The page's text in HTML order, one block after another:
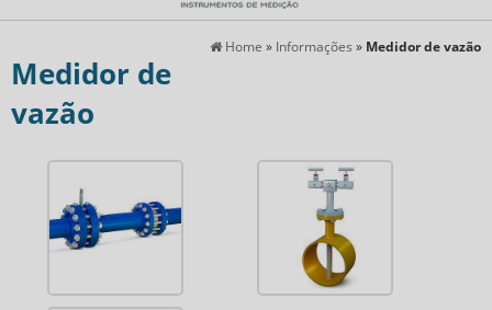
Home » Informações » Medidor de vazão
Medidor de
vazão